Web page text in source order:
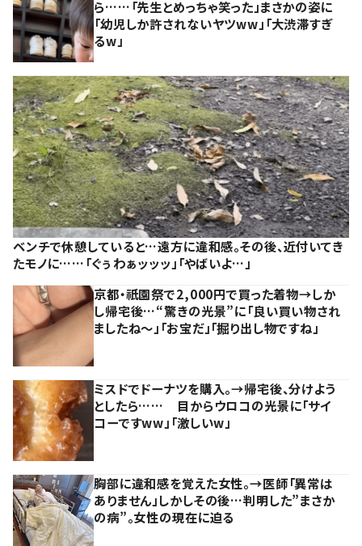
ら……「先生とめっちゃ笑った」まさかの姿に
「幼児しか許されないヤツww」「大渋滞すぎ
るw」
ベンチで休憩していると…遠方に違和感。その後、近付いてき
たモノに……「ぐぅわぁッッッ」「やばいよ…」
京都・祇園祭で2,000円で買った着物→しか
し帰宅後…“驚きの光景”に「良い買い物され
ましたね～」「お宝だ」「掘り出し物ですね」
ミスドでドーナツを購入。→帰宅後、分けよう
としたら…… 目からウロコの光景に「サイ
コーですww」「激しいw」
胸部に違和感を覚えた女性。→医師「異常は
ありません」しかしその後…判明した”まさか
の病”。女性の現在に迫る